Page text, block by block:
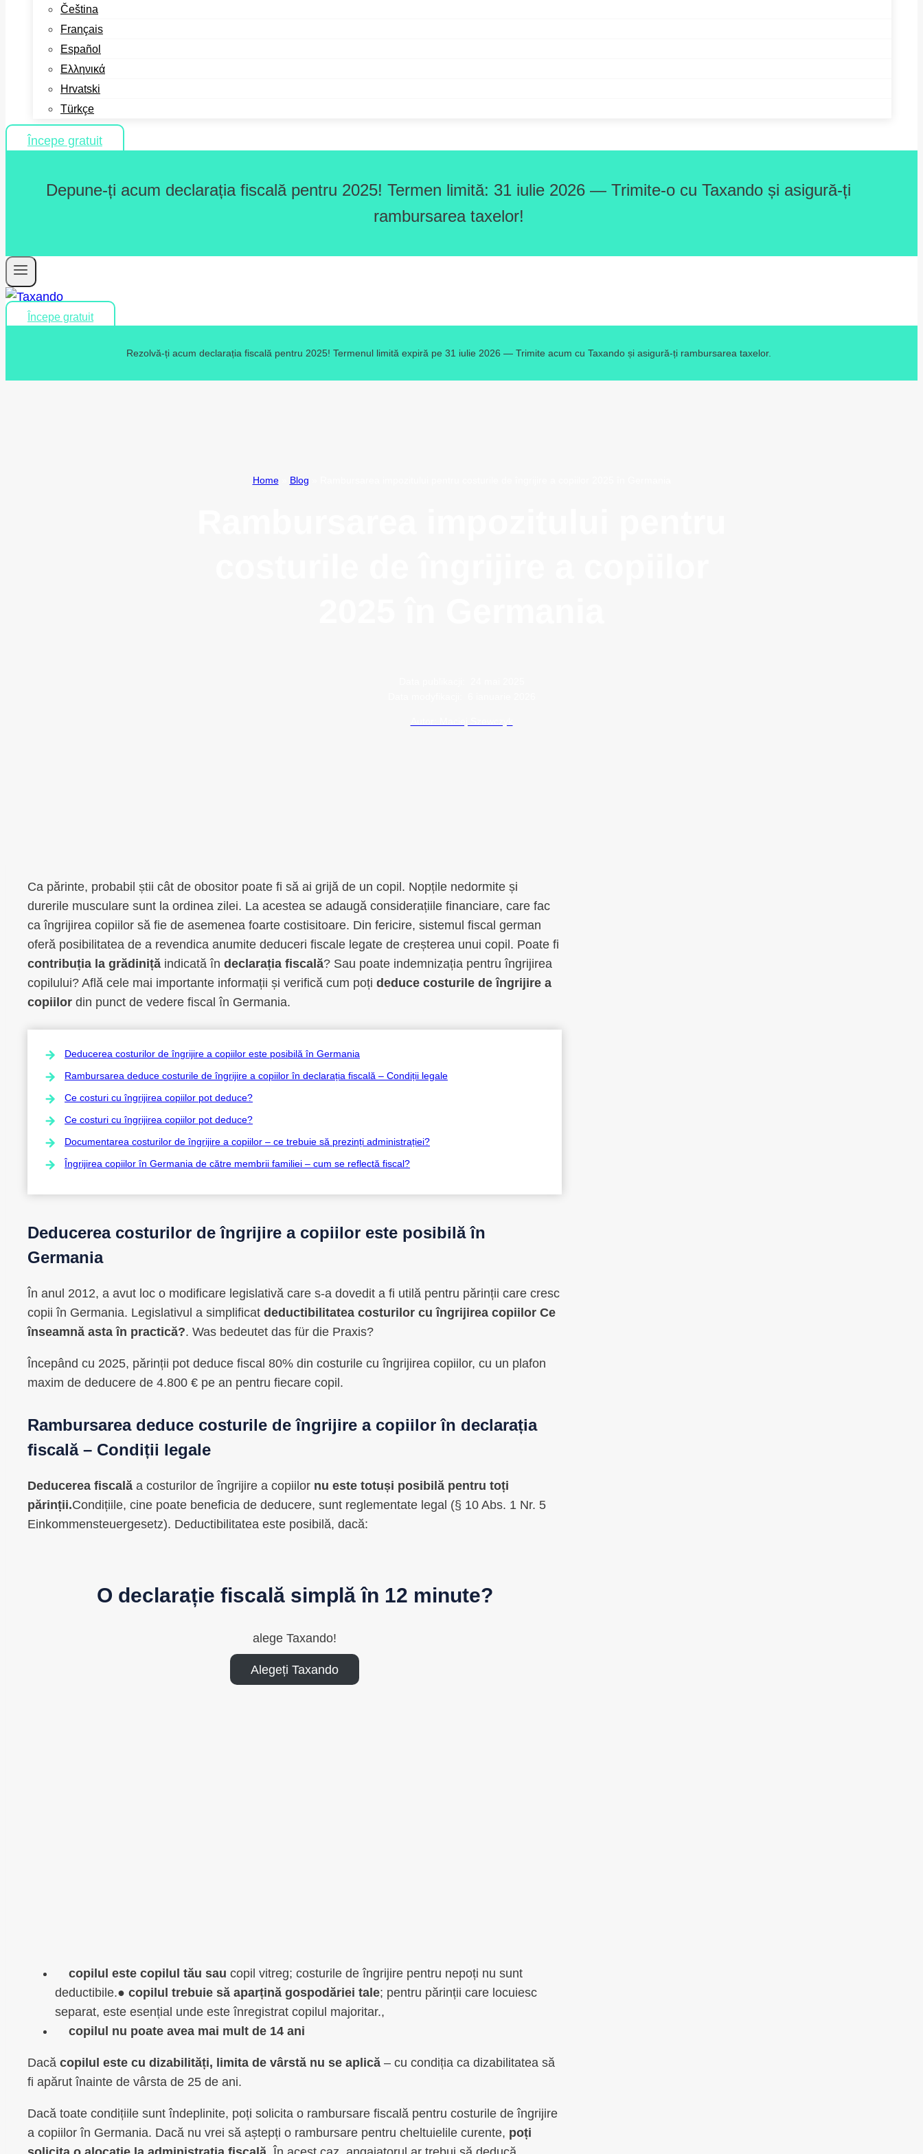
Čeština
Français
Español
Ελληνικά
Hrvatski
Türkçe
Începe gratuit
Depune-ți acum declarația fiscală pentru 2025! Termen limită: 31 iulie 2026 — Trimite-o cu Taxando și asigură-ți
rambursarea taxelor!
Începe gratuit
Rezolvă-ți acum declarația fiscală pentru 2025! Termenul limită expiră pe 31 iulie 2026 — Trimite acum cu Taxando și asigură-ți rambursarea taxelor.
Home» Blog
Ca părinte, probabil știi cât de obositor poate fi să ai grijă de un copil. Nopțile nedormite și
durerile musculare sunt la ordinea zilei. La acestea se adaugă considerațiile financiare, care fac
ca îngrijirea copiilor să fie de asemenea foarte costisitoare. Din fericire, sistemul fiscal german
oferă posibilitatea de a revendica anumite deduceri fiscale legate de creșterea unui copil. Poate fi
contribuția la grădiniță indicată în declarația fiscală? Sau poate indemnizația pentru îngrijirea
copilului? Află cele mai importante informații și verifică cum poți deduce costurile de îngrijire a
copiilor din punct de vedere fiscal în Germania.
Deducerea costurilor de îngrijire a copiilor este posibilă în Germania
Rambursarea deduce costurile de îngrijire a copiilor în declarația fiscală – Condiții legale
Ce costuri cu îngrijirea copiilor pot deduce?
Ce costuri cu îngrijirea copiilor pot deduce?
Documentarea costurilor de îngrijire a copiilor – ce trebuie să prezinți administrației?
Îngrijirea copiilor în Germania de către membrii familiei – cum se reflectă fiscal?
Deducerea costurilor de îngrijire a copiilor este posibilă în
Germania
În anul 2012, a avut loc o modificare legislativă care s-a dovedit a fi utilă pentru părinții care cresc
copii în Germania. Legislativul a simplificat deductibilitatea costurilor cu îngrijirea copiilor Ce
înseamnă asta în practică?. Was bedeutet das für die Praxis?
Începând cu 2025, părinții pot deduce fiscal 80% din costurile cu îngrijirea copiilor, cu un plafon
maxim de deducere de 4.800 € pe an pentru fiecare copil.
Rambursarea deduce costurile de îngrijire a copiilorîn declarația
fiscală – Condiții legale
Deducerea fiscală a costurilor de îngrijire a copiilor nu este totuși posibilă pentru toți
părinții.Condițiile, cine poate beneficia de deducere, sunt reglementate legal (§ 10 Abs. 1 Nr. 5
Einkommensteuergesetz). Deductibilitatea este posibilă, dacă:
O declarație fiscală simplă în 12 minute?
alege Taxando!
Alegeți Taxando
copilul este copilul tău sau copil vitreg; costurile de îngrijire pentru nepoți nu sunt
deductibile.● copilul trebuie să aparțină gospodăriei tale; pentru părinții care locuiesc
separat, este esențial unde este înregistrat copilul majoritar.,
copilul nu poate avea mai mult de 14 ani
Dacă copilul este cu dizabilități, limita de vârstă nu se aplică – cu condiția ca dizabilitatea să
fi apărut înainte de vârsta de 25 de ani.
Dacă toate condițiile sunt îndeplinite, poți solicita o rambursare fiscală pentru costurile de îngrijire
a copiilor în Germania. Dacă nu vrei să aștepți o rambursare pentru cheltuielile curente, poți